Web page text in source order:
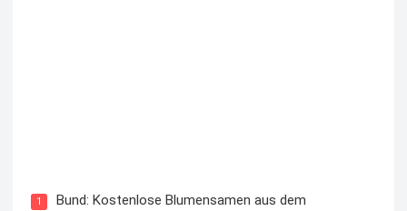
1
Bund: Kostenlose Blumensamen aus dem